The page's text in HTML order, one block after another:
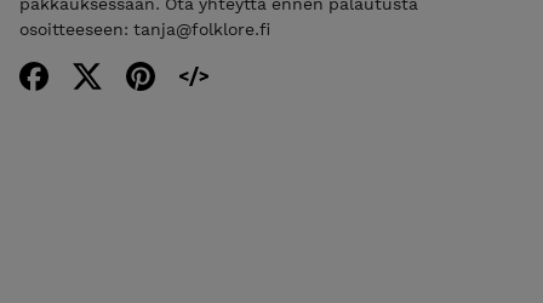
pakkauksessaan. Ota yhteyttä ennen palautusta
osoitteeseen: tanja@folklore.fi